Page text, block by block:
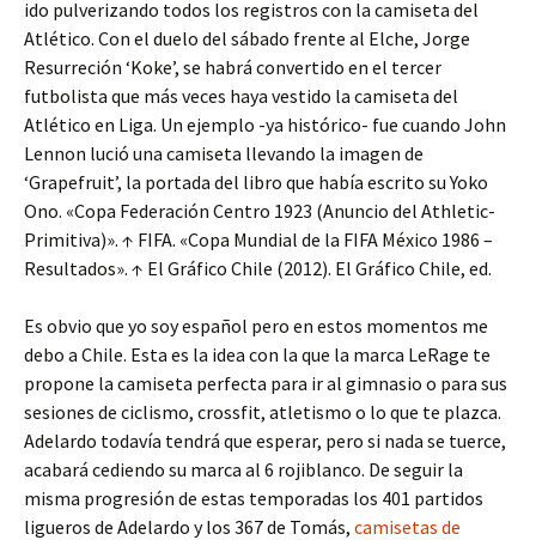
ido pulverizando todos los registros con la camiseta del
Atlético. Con el duelo del sábado frente al Elche, Jorge
Resurreción ‘Koke’, se habrá convertido en el tercer
futbolista que más veces haya vestido la camiseta del
Atlético en Liga. Un ejemplo -ya histórico- fue cuando John
Lennon lució una camiseta llevando la imagen de
‘Grapefruit’, la portada del libro que había escrito su Yoko
Ono. «Copa Federación Centro 1923 (Anuncio del Athletic-
Primitiva)». ↑ FIFA. «Copa Mundial de la FIFA México 1986 –
Resultados». ↑ El Gráfico Chile (2012). El Gráfico Chile, ed.
Es obvio que yo soy español pero en estos momentos me
debo a Chile. Esta es la idea con la que la marca LeRage te
propone la camiseta perfecta para ir al gimnasio o para sus
sesiones de ciclismo, crossfit, atletismo o lo que te plazca.
Adelardo todavía tendrá que esperar, pero si nada se tuerce,
acabará cediendo su marca al 6 rojiblanco. De seguir la
misma progresión de estas temporadas los 401 partidos
ligueros de Adelardo y los 367 de Tomás, camisetas de